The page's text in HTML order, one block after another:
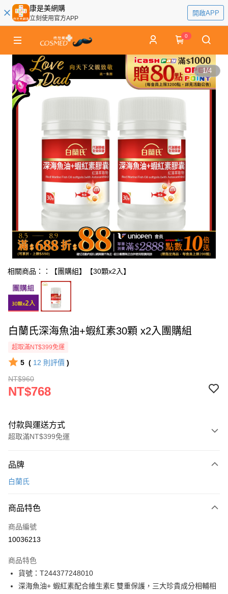
康是美網購
立刻使用官方APP
開啟APP
0
1/4
相關商品：：【團購組】【30顆x2入】
白蘭氏深海魚油+蝦紅素30顆 x2入團購組
超取滿NT$399免運
5 ( 12 則評價 )
NT$960
NT$768
付款與運送方式
超取滿NT$399免運
icash Pay
數位禮券
超商取貨付款
Apple Pay
街口支付
品牌
白蘭氏
商品特色
商品編號
10036213
商品特色
貨號：T244377248010
深海魚油+ 蝦紅素配合維生素E 雙重保護，三大珍貴成分相輔相